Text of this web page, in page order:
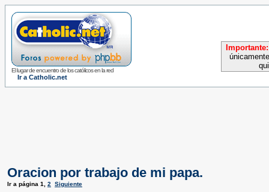
El lugar de encuentro de los católicos en la red
Ir a Catholic.net
Importante:
Oracion por trabajo de mi papa.
Ir a página 1 2 Siguiente